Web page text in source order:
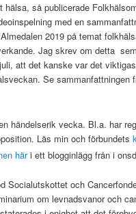
hälsa, så publicerade
med en
2019 på temat
Jag skrev om detta
att det kanske var det
Se sammanfattningen
händelserik vecka. Bl.a. har
Läs min och förbundets
häri ett blogginlägg från i
Socialutskottet och
om levnadsvanor och